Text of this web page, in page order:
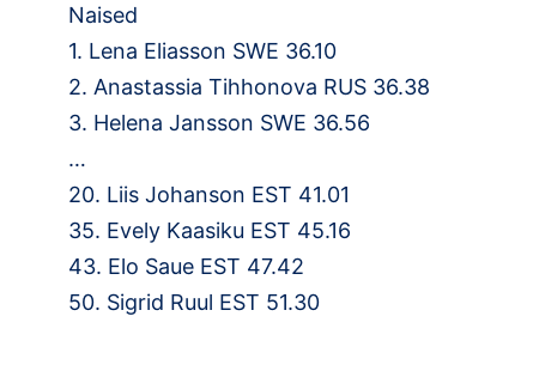
Naised
1. Lena Eliasson SWE 36.10
2. Anastassia Tihhonova RUS 36.38
3. Helena Jansson SWE 36.56
…
20. Liis Johanson EST 41.01
35. Evely Kaasiku EST 45.16
43. Elo Saue EST 47.42
50. Sigrid Ruul EST 51.30